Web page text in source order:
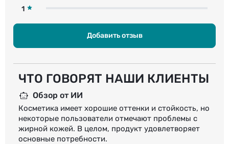
1
Добавить отзыв
ЧТО ГОВОРЯТ НАШИ КЛИЕНТЫ
Обзор от ИИ
Косметика имеет хорошие оттенки и стойкость, но
некоторые пользователи отмечают проблемы с
жирной кожей. В целом, продукт удовлетворяет
основные потребности.